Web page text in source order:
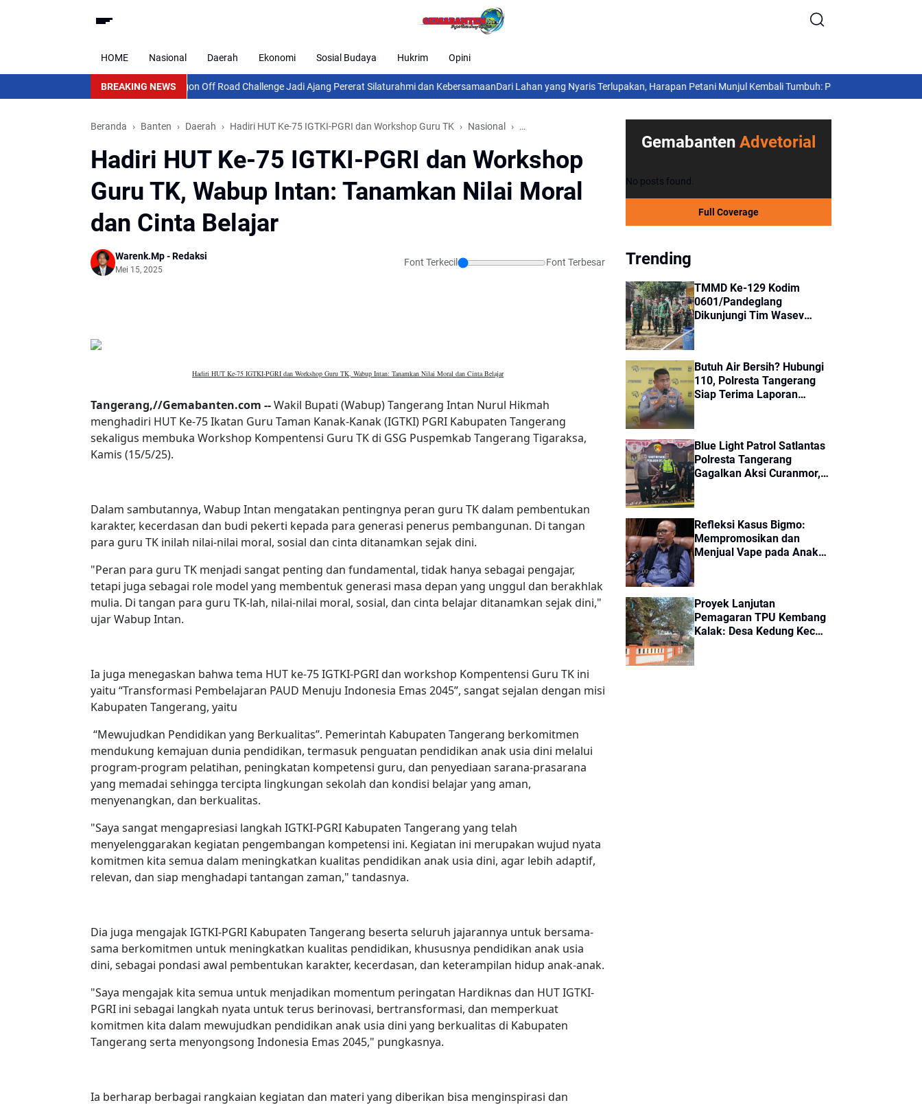
HOME Nasional Daerah Ekonomi Sosial Budaya Hukrim Opini
BREAKING NEWS
Cilegon Off Road Challenge Jadi Ajang Pererat Silaturahmi dan KebersamaanDari Lahan yang Nyaris Terlupakan, Harapan Petani Munjul Kembali Tumbuh: Program Optimasi Lahan
Beranda Banten Daerah Hadiri HUT Ke-75 IGTKI-PGRI dan Workshop Guru TK Nasional Pemkab Tangerang
Hadiri HUT Ke-75 IGTKI-PGRI dan Workshop
Guru TK, Wabup Intan: Tanamkan Nilai Moral
dan Cinta Belajar
Warenk.Mp - Redaksi
Mei 15, 2025
Font Terkecil Font Terbesar
Hadiri HUT Ke-75 IGTKI-PGRI dan Workshop Guru TK, Wabup Intan: Tanamkan Nilai Moral dan Cinta Belajar
Tangerang,//Gemabanten.com --Wakil Bupati (Wabup) Tangerang Intan Nurul Hikmah
menghadiri HUT Ke-75 Ikatan Guru Taman Kanak-Kanak (IGTKI) PGRI Kabupaten Tangerang
sekaligus membuka Workshop Kompentensi Guru TK di GSG Puspemkab Tangerang Tigaraksa,
Kamis (15/5/25).
Dalam sambutannya, Wabup Intan mengatakan pentingnya peran guru TK dalam pembentukan
karakter, kecerdasan dan budi pekerti kepada para generasi penerus pembangunan. Di tangan
para guru TK inilah nilai-nilai moral, sosial dan cinta ditanamkan sejak dini.
"Peran para guru TK menjadi sangat penting dan fundamental, tidak hanya sebagai pengajar,
tetapi juga sebagai role model yang membentuk generasi masa depan yang unggul dan berakhlak
mulia. Di tangan para guru TK-lah, nilai-nilai moral, sosial, dan cinta belajar ditanamkan sejak dini,"
ujar Wabup Intan.
Ia juga menegaskan bahwa tema HUT ke-75 IGTKI-PGRI dan workshop Kompentensi Guru TK ini
yaitu “Transformasi Pembelajaran PAUD Menuju Indonesia Emas 2045”, sangat sejalan dengan misi
Kabupaten Tangerang, yaitu
“Mewujudkan Pendidikan yang Berkualitas”. Pemerintah Kabupaten Tangerang berkomitmen
mendukung kemajuan dunia pendidikan, termasuk penguatan pendidikan anak usia dini melalui
program-program pelatihan, peningkatan kompetensi guru, dan penyediaan sarana-prasarana
yang memadai sehingga tercipta lingkungan sekolah dan kondisi belajar yang aman,
menyenangkan, dan berkualitas.
"Saya sangat mengapresiasi langkah IGTKI-PGRI Kabupaten Tangerang yang telah
menyelenggarakan kegiatan pengembangan kompetensi ini. Kegiatan ini merupakan wujud nyata
komitmen kita semua dalam meningkatkan kualitas pendidikan anak usia dini, agar lebih adaptif,
relevan, dan siap menghadapi tantangan zaman," tandasnya.
Dia juga mengajak IGTKI-PGRI Kabupaten Tangerang beserta seluruh jajarannya untuk bersama-
sama berkomitmen untuk meningkatkan kualitas pendidikan, khususnya pendidikan anak usia
dini, sebagai pondasi awal pembentukan karakter, kecerdasan, dan keterampilan hidup anak-anak.
"Saya mengajak kita semua untuk menjadikan momentum peringatan Hardiknas dan HUT IGTKI-
PGRI ini sebagai langkah nyata untuk terus berinovasi, bertransformasi, dan memperkuat
komitmen kita dalam mewujudkan pendidikan anak usia dini yang berkualitas di Kabupaten
Tangerang serta menyongsong Indonesia Emas 2045," pungkasnya.
Ia berharap berbagai rangkaian kegiatan dan materi yang diberikan bisa menginspirasi dan
Gemabanten Advetorial
No posts found.
Full Coverage
Trending
TMMD Ke-129 Kodim
0601/Pandeglang
Dikunjungi Tim Wasev
Butuh Air Bersih? Hubungi
110, Polresta Tangerang
Siap Terima Laporan
Blue Light Patrol Satlantas
Polresta Tangerang
Gagalkan Aksi Curanmor,
Refleksi Kasus Bigmo:
Mempromosikan dan
Menjual Vape pada Anak
Proyek Lanjutan
Pemagaran TPU Kembang
Kalak: Desa Kedung Kec